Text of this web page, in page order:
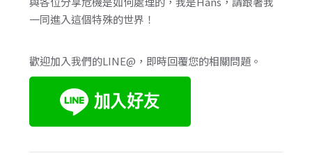
一同進入這個特殊的世界！
歡迎加入我們的LINE@，即時回覆您的相關問題。